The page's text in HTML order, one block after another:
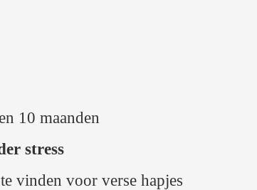
10 maanden
stress
te vinden voor verse hapjes